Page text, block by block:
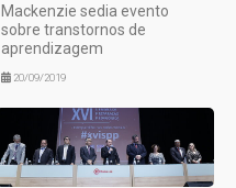
Mackenzie sedia evento
sobre transtornos de
aprendizagem
20/09/2019